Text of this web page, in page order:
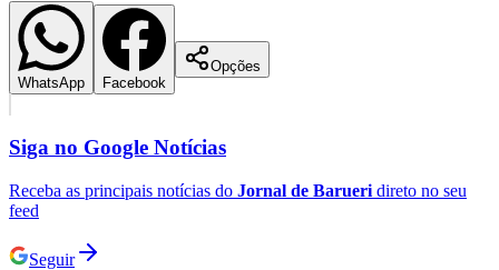
Santos
WhatsApp Facebook
Opções
Siga no Google Notícias
Receba as principais notícias do Jornal de Barueri direto no seu
feed
Seguir